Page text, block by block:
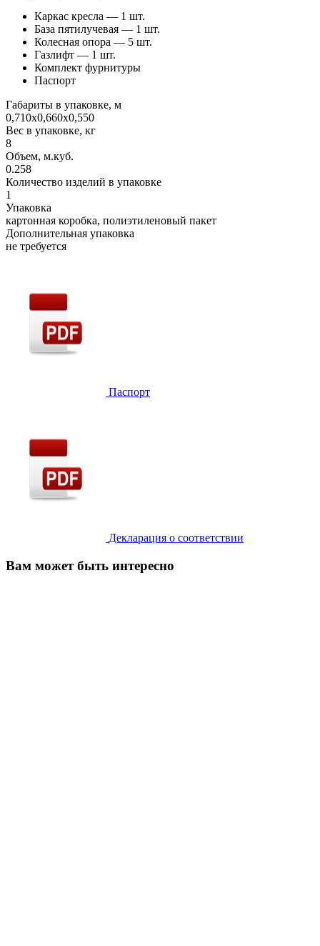
Каркас кресла — 1 шт.
База пятилучевая — 1 шт.
Колесная опора — 5 шт.
Газлифт — 1 шт.
Комплект фурнитуры
Паспорт
Габариты в упаковке, м
0,710x0,660x0,550
Вес в упаковке, кг
8
Объем, м.куб.
0.258
Количество изделий в упаковке
1
Упаковка
картонная коробка, полиэтиленовый пакет
Дополнительная упаковка
не требуется
Паспорт
Декларация о соответствии
Вам может быть интересно